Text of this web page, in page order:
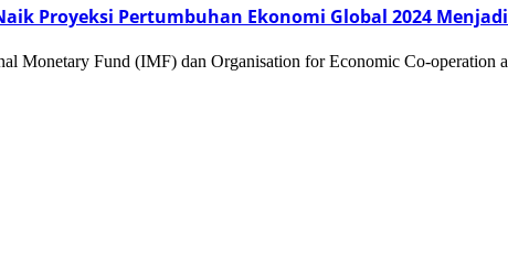
Proyeksi Pertumbuhan Ekonomi Global 2024
Monetary Fund (IMF) dan Organisation for Economic Co-operation